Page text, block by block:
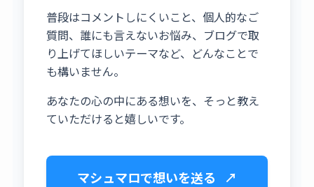
普段はコメントしにくいこと、個人的なご
質問、誰にも言えないお悩み、ブログで取
り上げてほしいテーマなど、どんなことで
も構いません。
あなたの心の中にある想いを、そっと教え
ていただけると嬉しいです。
マシュマロで想いを送る ↗